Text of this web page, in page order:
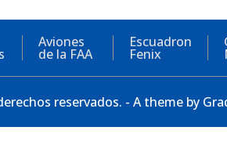
Aviones
de la FAA
Escuadron
Fenix
reservados. - A theme by